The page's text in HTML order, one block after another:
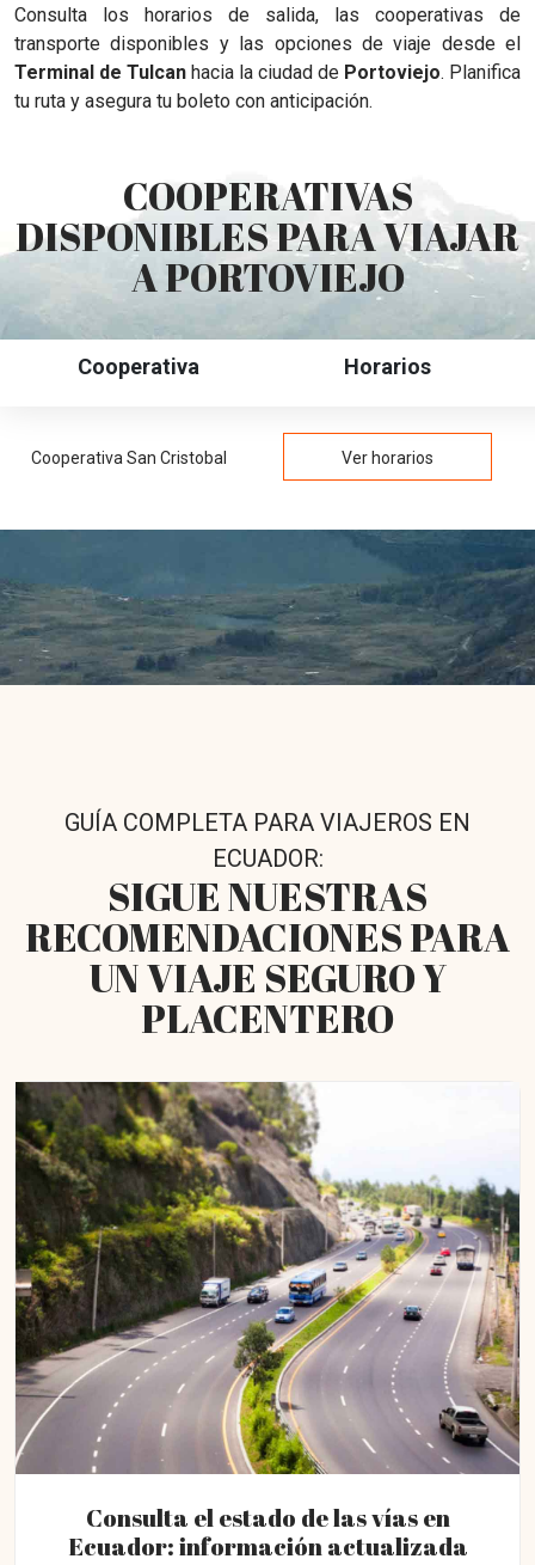
Consulta los horarios de salida, las cooperativas de
transporte disponibles y las opciones de viaje desde el
Terminal de Tulcan hacia la ciudad de Portoviejo. Planifica
tu ruta y asegura tu boleto con anticipación.
COOPERATIVAS
DISPONIBLES PARA VIAJAR
A PORTOVIEJO
Cooperativa Horarios
Cooperativa San Cristobal Ver horarios
GUÍA COMPLETA PARA VIAJEROS EN
ECUADOR:
SIGUE NUESTRAS
RECOMENDACIONES PARA
UN VIAJE SEGURO Y
PLACENTERO
Consulta el estado de las vías en
Ecuador: información actualizada